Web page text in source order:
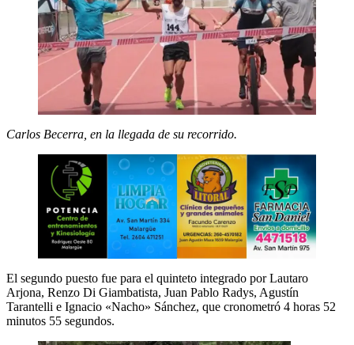
Carlos Becerra, en la llegada de su recorrido.
El segundo puesto fue para el quinteto integrado por Lautaro
Arjona, Renzo Di Giambatista, Juan Pablo Radys, Agustín
Tarantelli e Ignacio «Nacho» Sánchez, que cronometró 4 horas 52
minutos 55 segundos.